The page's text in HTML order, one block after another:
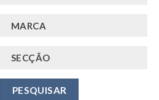
MARCA
SECÇÃO